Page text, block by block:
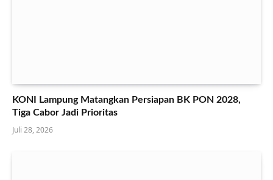
KONI Lampung Matangkan Persiapan BK PON 2028,
Tiga Cabor Jadi Prioritas
Juli 28, 2026